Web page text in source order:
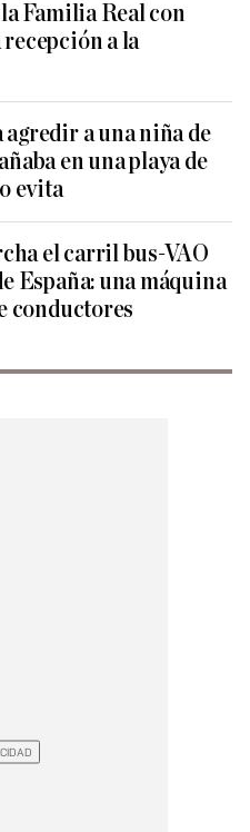
Familia Real con
recepción a la
a una niña de
en una playa de
evita
el carril bus-VAO
España: una máquina
conductores